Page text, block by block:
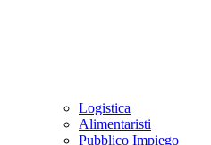
Logistica
Alimentaristi
Pubblico Impiego